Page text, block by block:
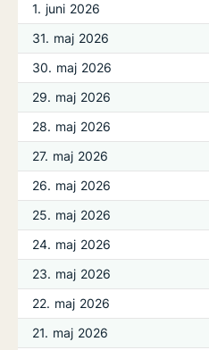
1. juni 2026
31. maj 2026
30. maj 2026
29. maj 2026
28. maj 2026
27. maj 2026
26. maj 2026
25. maj 2026
24. maj 2026
23. maj 2026
22. maj 2026
21. maj 2026